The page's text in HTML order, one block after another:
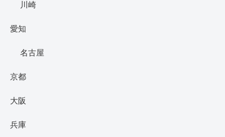
川崎
愛知
名古屋
京都
大阪
兵庫